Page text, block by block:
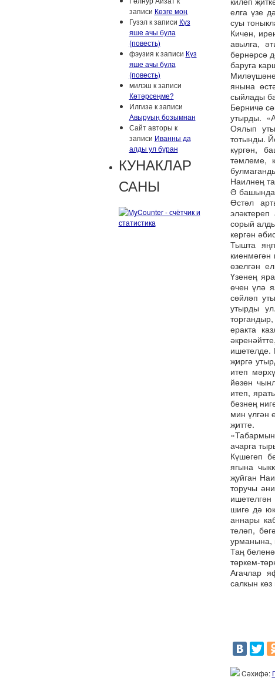
записи Көзге моң
Гузэл к записи Күз
яше ачы була
(повесть)
фэузия к записи Күз
яше ачы була
(повесть)
милэш к записи
Көтәрсеңме?
Илгизә к записи
Авыруың бозымнан
Сайт авторы к
записи Иванны да
алды ул буран
КУНАКЛАР
САНЫ
елга үзе
суы
Кичен,
авылга,
бернәрсә
баруга
янына
сыйлады
Берничә
утырды.
Оялып
тотынды.
күргән,
тәмлеме,
Наилнең
Ә башында
Өстәл
сорый
кергән
Тышта
өзелгән
Үзенең
өчен үлә
сөйләп
утырды
еракта
җиргә
итеп
йөзен
итеп,
безнең
мин үлгән
җитте.
ачарга
Күшегеп
ягына
җуйган
торучы
шиге дә
аннары
теләп,
урманына,
Таң
төркем-
Агачлар
салкын
Cәхифә: